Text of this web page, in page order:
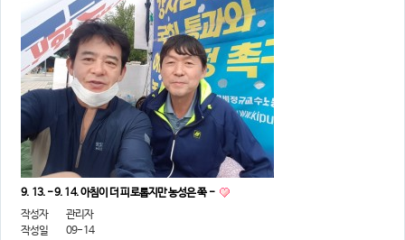
9. 13. - 9. 14. 아침이 더 피로롭지만 농성은 쭉 -
작성자
관리자
작성일
09-14